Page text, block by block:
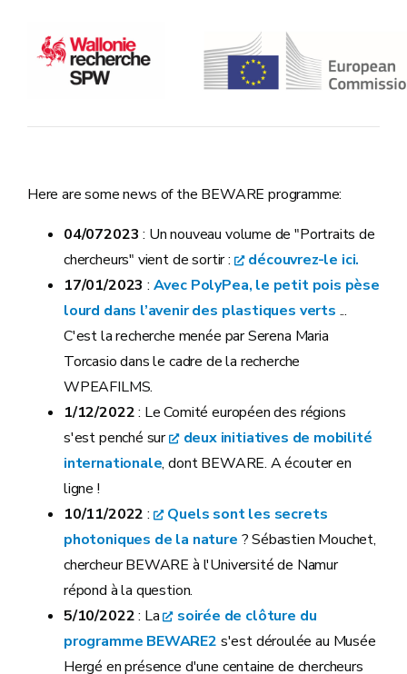
Here are some news of the BEWARE programme:
04/072023 : Un nouveau volume de "Portraits de
chercheurs" vient de sortir :
découvrez-le ici.
17/01/2023 : Avec PolyPea, le petit pois pèse
lourd dans l’avenir des plastiques verts ...
C'est la recherche menée par Serena Maria
Torcasio dans le cadre de la recherche
WPEAFILMS.
1/12/2022: Le Comité européen des régions
s'est penché sur
deux initiatives de mobilité
internationale, dont BEWARE. A écouter en
ligne !
10/11/2022 :
Quels sont les secrets
photoniques de la nature ? Sébastien Mouchet,
chercheur BEWARE à l'Université de Namur
répond à la question.
5/10/2022: La
soirée de clôture du
programme BEWARE2 s'est déroulée au Musée
Hergé en présence d'une centaine de chercheurs